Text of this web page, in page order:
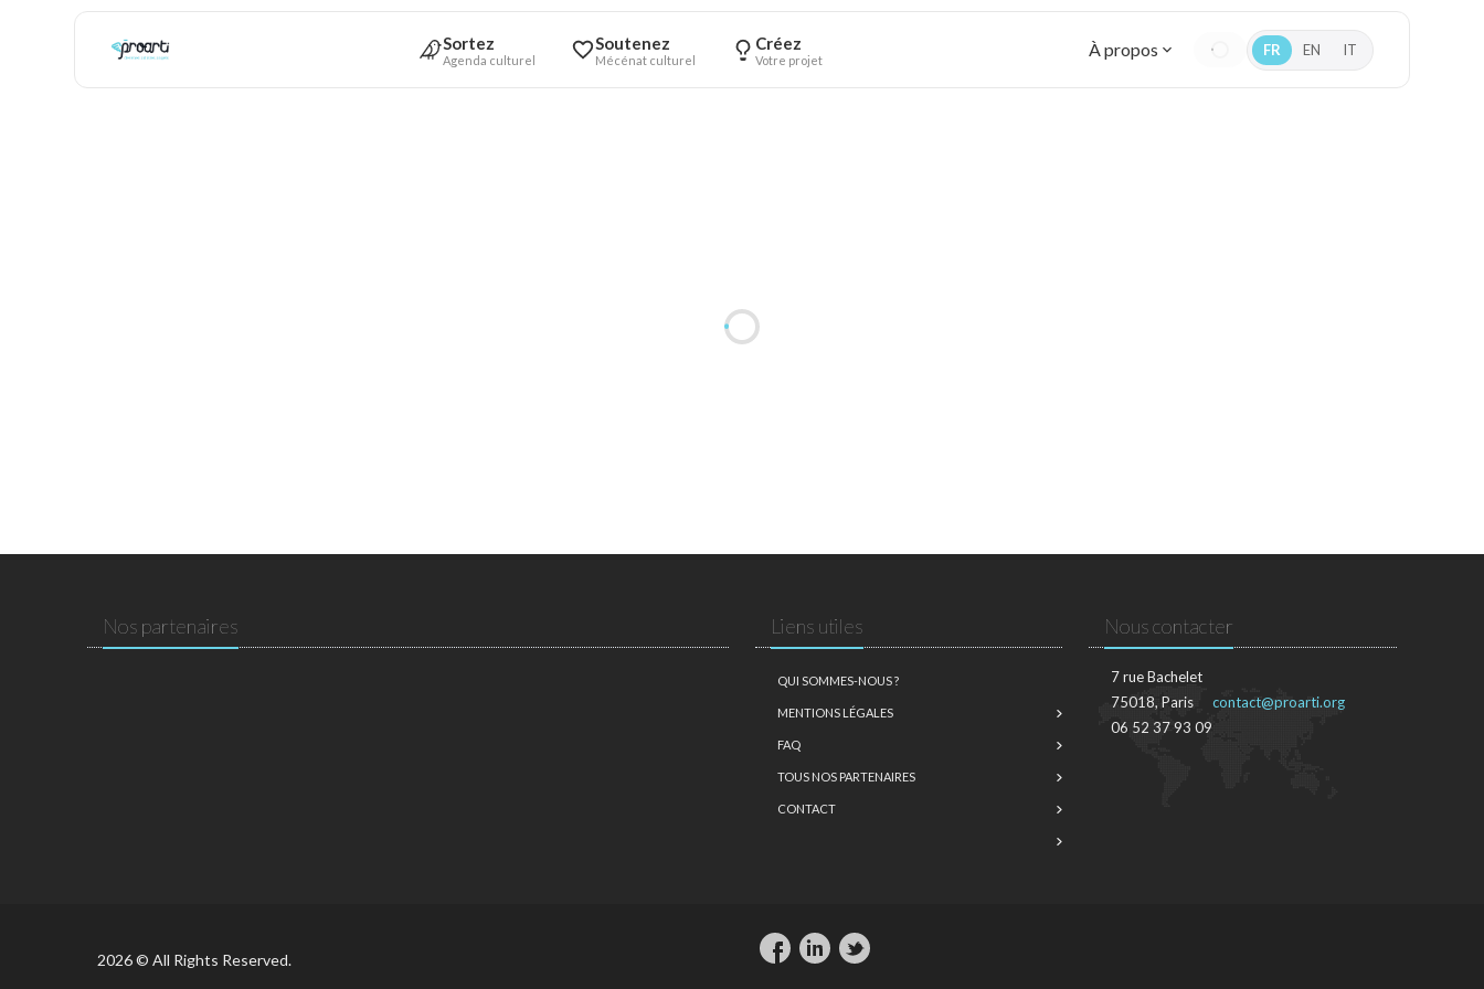
Sortez
Agenda culturel
Soutenez
Mécénat culturel
Créez
Votre projet À propos FR EN IT
Nos partenaires Liens utiles
QUI SOMMES-NOUS ?
MENTIONS LÉGALES
FAQ
TOUS NOS PARTENAIRES
CONTACT
Nous contacter
7 rue Bachelet
75018, Paris
06 52 37 93 09
contact@proarti.org
2026 © All Rights Reserved.